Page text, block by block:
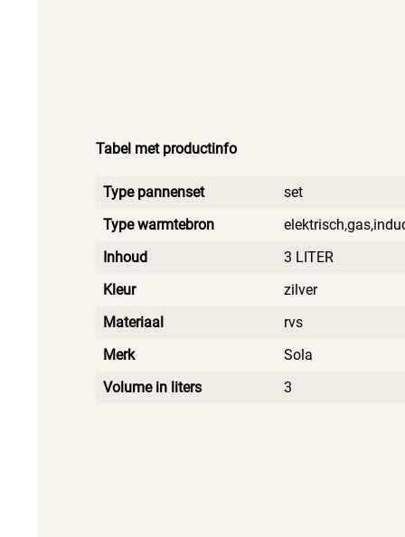
Tabel met productinfo
Type pannenset
set
Type warmtebron
Inhoud
3 LITER
Kleur
zilver
Materiaal
rvs
Merk
Sola
Volume in liters
3